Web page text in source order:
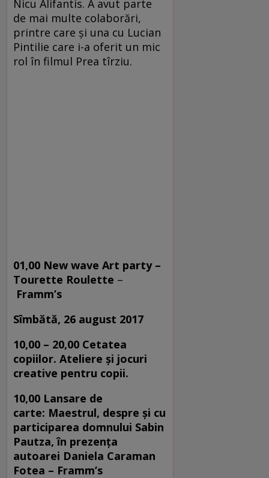
Nicu Alifantis. A avut parte
de mai multe colaborări,
printre care şi una cu Lucian
Pintilie care i-a oferit un mic
rol în filmul Prea tîrziu.
01,00 New wave Art party –
Tourette Roulette –
Framm’s
Sîmbătă, 26 august 2017
10,00 – 20,00 Cetatea
copiilor. Ateliere și jocuri
creative pentru copii.
10,00 Lansare de
carte: Maestrul, despre și cu
participarea domnului Sabin
Pautza, în prezența
autoarei Daniela Caraman
Fotea – Framm’s